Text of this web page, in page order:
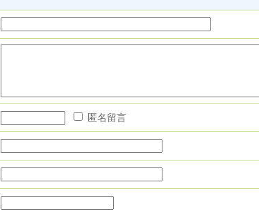
匿名留言